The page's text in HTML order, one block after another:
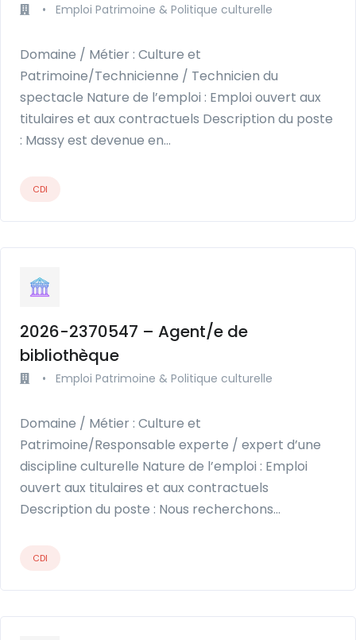
• Emploi Patrimoine & Politique culturelle
Domaine / Métier : Culture et
Patrimoine/Technicienne / Technicien du
spectacle Nature de l’emploi : Emploi ouvert aux
titulaires et aux contractuels Description du poste
: Massy est devenue en…
CDI
2026-2370547 – Agent/e de
bibliothèque
• Emploi Patrimoine & Politique culturelle
Domaine / Métier : Culture et
Patrimoine/Responsable experte / expert d’une
discipline culturelle Nature de l’emploi : Emploi
ouvert aux titulaires et aux contractuels
Description du poste : Nous recherchons…
CDI